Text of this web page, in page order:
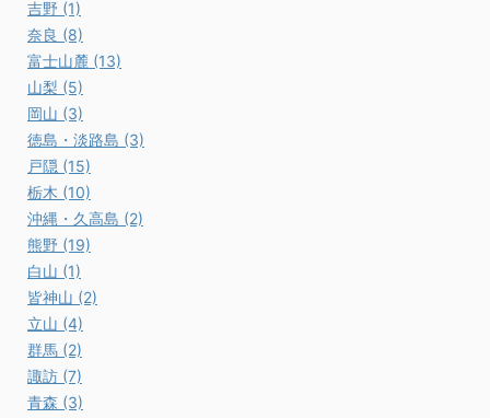
吉野 (1)
奈良 (8)
富士山麓 (13)
山梨 (5)
岡山 (3)
徳島・淡路島 (3)
戸隠 (15)
栃木 (10)
沖縄・久高島 (2)
熊野 (19)
白山 (1)
皆神山 (2)
立山 (4)
群馬 (2)
諏訪 (7)
青森 (3)